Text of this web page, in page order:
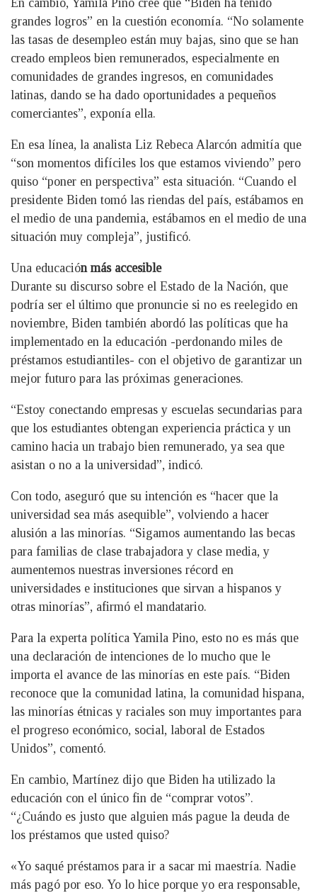
En cambio, Yamila Pino cree que “Biden ha tenido
grandes logros” en la cuestión economía. “No solamente
las tasas de desempleo están muy bajas, sino que se han
creado empleos bien remunerados, especialmente en
comunidades de grandes ingresos, en comunidades
latinas, dando se ha dado oportunidades a pequeños
comerciantes”, exponía ella.
En esa línea, la analista Liz Rebeca Alarcón admitía que
“son momentos difíciles los que estamos viviendo” pero
quiso “poner en perspectiva” esta situación. “Cuando el
presidente Biden tomó las riendas del país, estábamos en
el medio de una pandemia, estábamos en el medio de una
situación muy compleja”, justificó.
Una educación más accesible
Durante su discurso sobre el Estado de la Nación, que
podría ser el último que pronuncie si no es reelegido en
noviembre, Biden también abordó las políticas que ha
implementado en la educación -perdonando miles de
préstamos estudiantiles- con el objetivo de garantizar un
mejor futuro para las próximas generaciones.
“Estoy conectando empresas y escuelas secundarias para
que los estudiantes obtengan experiencia práctica y un
camino hacia un trabajo bien remunerado, ya sea que
asistan o no a la universidad”, indicó.
Con todo, aseguró que su intención es “hacer que la
universidad sea más asequible”, volviendo a hacer
alusión a las minorías. “Sigamos aumentando las becas
para familias de clase trabajadora y clase media, y
aumentemos nuestras inversiones récord en
universidades e instituciones que sirvan a hispanos y
otras minorías”, afirmó el mandatario.
Para la experta política Yamila Pino, esto no es más que
una declaración de intenciones de lo mucho que le
importa el avance de las minorías en este país. “Biden
reconoce que la comunidad latina, la comunidad hispana,
las minorías étnicas y raciales son muy importantes para
el progreso económico, social, laboral de Estados
Unidos”, comentó.
En cambio, Martínez dijo que Biden ha utilizado la
educación con el único fin de “comprar votos”.
“¿Cuándo es justo que alguien más pague la deuda de
los préstamos que usted quiso?
«Yo saqué préstamos para ir a sacar mi maestría. Nadie
más pagó por eso. Yo lo hice porque yo era responsable,